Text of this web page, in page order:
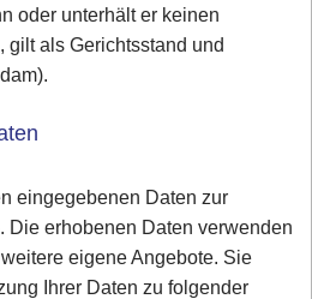
oder unterhält er keinen
als Gerichtsstand und
eingegebenen Daten zur
Die erhobenen Daten verwenden
eigene Angebote. Sie
Ihrer Daten zu folgender